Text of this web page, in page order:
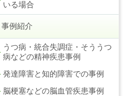
いる場合
事例紹介
うつ病・統合失調症・そううつ
病などの精神疾患事例
発達障害と知的障害での事例
脳梗塞などの脳血管疾患事例